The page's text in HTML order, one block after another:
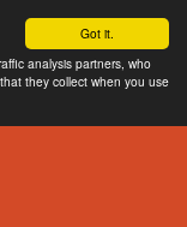
Got it.
analysis partners, who
they collect when you use